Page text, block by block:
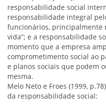
responsabilidade social
responsabilidade integral
funcionários, principalmente
vida”; e a responsabilidade
momento que a empresa
comprometimento social ao
e planos sociais que podem
mesma.
Melo Neto e Froes (1999,
da responsabilidade social: